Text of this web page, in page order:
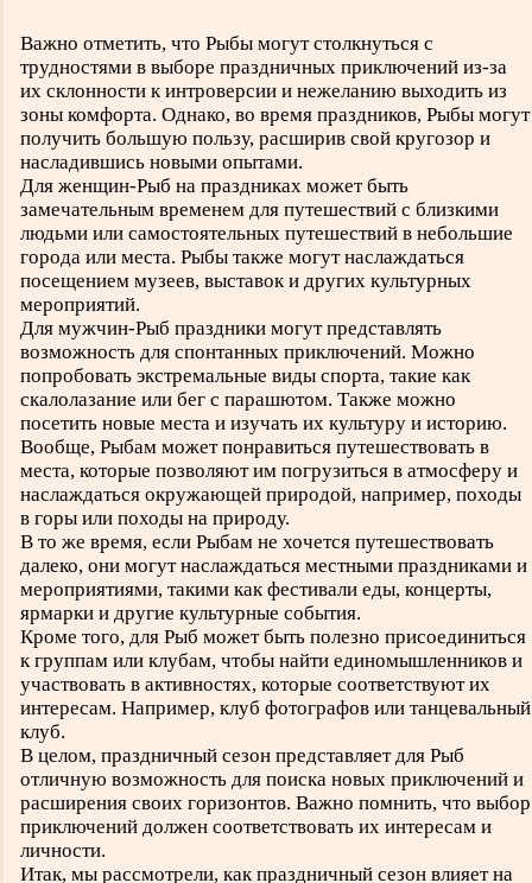
Важно отметить, что Рыбы могут столкнуться с
трудностями в выборе праздничных приключений из-за
их склонности к интроверсии и нежеланию выходить из
зоны комфорта. Однако, во время праздников, Рыбы могут
получить большую пользу, расширив свой кругозор и
насладившись новыми опытами.
Для женщин-Рыб на праздниках может быть
замечательным временем для путешествий с близкими
людьми или самостоятельных путешествий в небольшие
города или места. Рыбы также могут наслаждаться
посещением музеев, выставок и других культурных
мероприятий.
Для мужчин-Рыб праздники могут представлять
возможность для спонтанных приключений. Можно
попробовать экстремальные виды спорта, такие как
скалолазание или бег с парашютом. Также можно
посетить новые места и изучать их культуру и историю.
Вообще, Рыбам может понравиться путешествовать в
места, которые позволяют им погрузиться в атмосферу и
наслаждаться окружающей природой, например, походы
в горы или походы на природу.
В то же время, если Рыбам не хочется путешествовать
далеко, они могут наслаждаться местными праздниками и
мероприятиями, такими как фестивали еды, концерты,
ярмарки и другие культурные события.
Кроме того, для Рыб может быть полезно присоединиться
к группам или клубам, чтобы найти единомышленников и
участвовать в активностях, которые соответствуют их
интересам. Например, клуб фотографов или танцевальный
клуб.
В целом, праздничный сезон представляет для Рыб
отличную возможность для поиска новых приключений и
расширения своих горизонтов. Важно помнить, что выбор
приключений должен соответствовать их интересам и
личности.
Итак, мы рассмотрели, как праздничный сезон влияет на